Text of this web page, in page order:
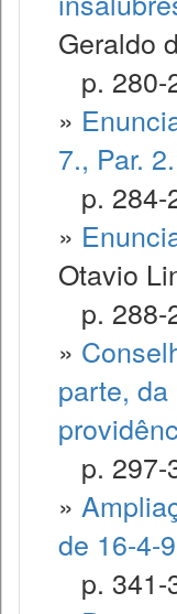
Geraldo
p. 280-
»
7., Par.
p. 284-
»
Otavio
p. 288-
»
parte,
p. 297-
»
de 16-4-
p. 341-